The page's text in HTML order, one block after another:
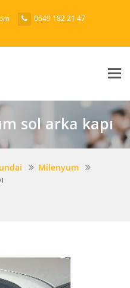
0549 182 21 47
sol arka kapı
Milenyum